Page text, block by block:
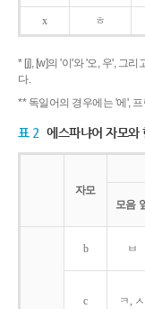
x ㅎ
* [j], [w]의 '이'와 '오, 우', 그
다.
** 독일어의 경우에는 '에',
표 2 에스파냐어 자모와
자모
모음
b ㅂ
c ㅋ, ㅅ